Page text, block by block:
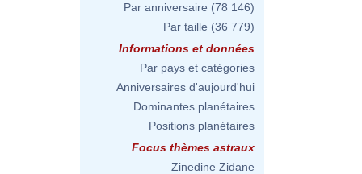
Par anniversaire (78 146)
Par taille (36 779)
Informations et données
Par pays et catégories
Anniversaires d'aujourd'hui
Dominantes planétaires
Positions planétaires
Focus thèmes astraux
Zinedine Zidane